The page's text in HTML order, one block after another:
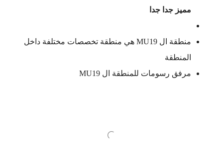
مميز جدا جدا
منطقة ال MU19 هي منطقة تخصصات مختلفة داخل
المنطقة
مرفق رسومات للمنطقة ال MU19